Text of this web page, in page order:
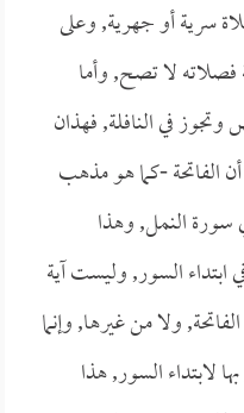
سرية أو جهرية, وعلى
فصلاته لا تصح, وأما
وتجوز في النافلة, فهذان
الفاتحة -كما هو مذهب
سورة النمل, وهذا
ابتداء السور, وليست آية
ولا من غيرها, وإنما
لابتداء السور, هذا